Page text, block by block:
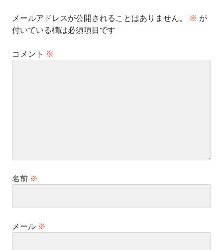
メールアドレスが公開されることはありません。 ※ が
付いている欄は必須項目です
コメント ※
名前 ※
メール ※